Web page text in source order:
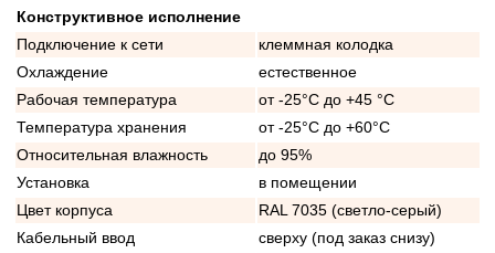
Конструктивное исполнение
Подключение к сети
клеммная колодка
Охлаждение
естественное
Рабочая температура
от -25°C до +45 °C
Температура хранения
от -25°C до +60°C
Относительная влажность
до 95%
Установка
в помещении
Цвет корпуса
RAL 7035 (светло-серый)
Кабельный ввод
сверху (под заказ снизу)